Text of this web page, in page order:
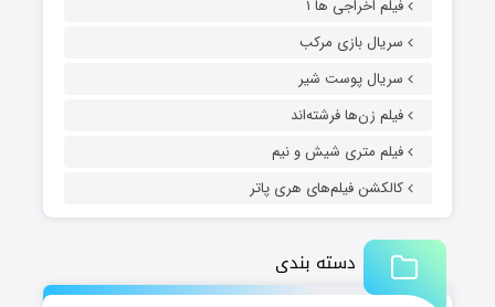
فیلم اخراجی ها ۱
سریال بازی مرکب
سریال پوست شیر
فیلم زن‌ها فرشته‌اند
فیلم متری شیش و نیم
کالکشن فیلم‌های هری پاتر
دسته بندی